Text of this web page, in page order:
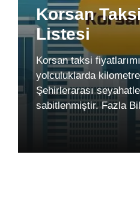
Korsan
Listesi
Korsan taksi
yolculuklarda
Şehirlerarası
sabitlenmiştir. Fazla